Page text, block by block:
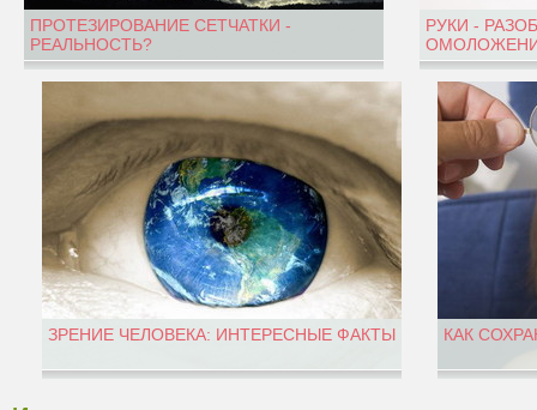
ПРОТЕЗИРОВАНИЕ СЕТЧАТКИ -
РЕАЛЬНОСТЬ?
РУКИ -
ЗРЕНИЕ ЧЕЛОВЕКА: ИНТЕРЕСНЫЕ ФАКТЫ КАК